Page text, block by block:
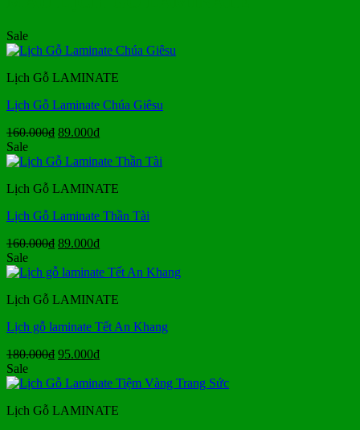
Sale
Lịch Gỗ LAMINATE
Lịch Gỗ Laminate Chúa Giêsu
160.000₫ Giá
là:
89.000₫Giá
tại
89.000₫.
Sale
Lịch Gỗ LAMINATE
Lịch Gỗ Laminate Thần Tài
160.000₫ Giá
là:
89.000₫Giá
tại
89.000₫.
Sale
Lịch Gỗ LAMINATE
Lịch gỗ laminate Tết An Khang
180.000₫ Giá
là:
95.000₫Giá
tại
95.000₫.
Sale
Lịch Gỗ LAMINATE